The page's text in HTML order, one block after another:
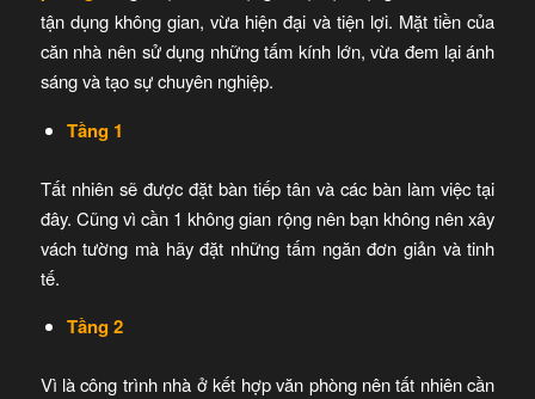
tận dụng không gian, vừa hiện đại và tiện lợi. Mặt tiền của
căn nhà nên sử dụng những tấm kính lớn, vừa đem lại ánh
sáng và tạo sự chuyên nghiệp.
Tầng 1
Tất nhiên sẽ được đặt bàn tiếp tân và các bàn làm việc tại
đây. Cũng vì cần 1 không gian rộng nên bạn không nên xây
vách tường mà hãy đặt những tấm ngăn đơn giản và tinh
tế.
Tầng 2
Vì là công trình nhà ở kết hợp văn phòng nên tất nhiên cần